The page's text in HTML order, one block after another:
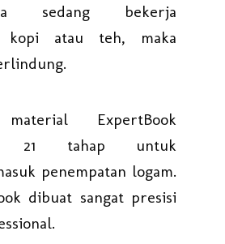
sedang bekerja
kopi atau teh, maka
ExpertBook
21 tahap untuk
penempatan logam.
dibuat sangat presisi